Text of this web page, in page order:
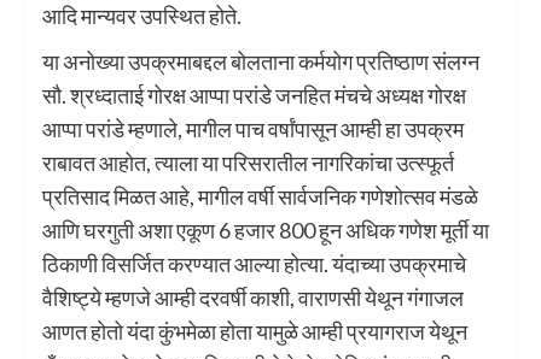
आदि मान्यवर उपस्थित होते.
या अनोख्या उपक्रमाबद्दल बोलताना कर्मयोग प्रतिष्ठाण संलग्न
सौ. श्रध्दाताई गोरक्ष आप्पा परांडे जनहित मंचचे अध्यक्ष गोरक्ष
आप्पा परांडे म्हणाले, मागील पाच वर्षांपासून आम्ही हा उपक्रम
राबावत आहोत, त्याला या परिसरातील नागरिकांचा उत्स्फूर्त
प्रतिसाद मिळत आहे, मागील वर्षी सार्वजनिक गणेशोत्सव मंडळे
आणि घरगुती अशा एकूण 6 हजार 800 हून अधिक गणेश मूर्ती या
ठिकाणी विसर्जित करण्यात आल्या होत्या. यंदाच्या उपक्रमाचे
वैशिष्ट्ये म्हणजे आम्ही दरवर्षी काशी, वाराणसी येथून गंगाजल
आणत होतो यंदा कुंभमेळा होता यामुळे आम्ही प्रयागराज येथून